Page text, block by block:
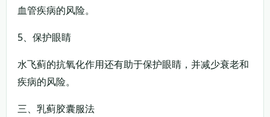
血管疾病的风险。
5、保护眼睛
水飞蓟的抗氧化作用还有助于保护眼睛，并减少衰老和
疾病的风险。
三、乳蓟胶囊服法